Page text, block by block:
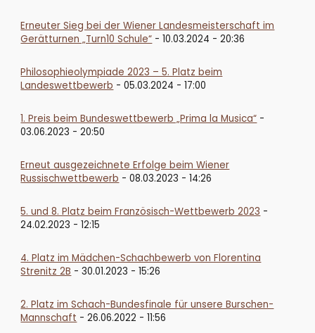
Erneuter Sieg bei der Wiener Landesmeisterschaft im
Gerätturnen „Turn10 Schule“ - 10.03.2024 - 20:36
Philosophieolympiade 2023 – 5. Platz beim
Landeswettbewerb - 05.03.2024 - 17:00
1. Preis beim Bundeswettbewerb „Prima la Musica“ -
03.06.2023 - 20:50
Erneut ausgezeichnete Erfolge beim Wiener
Russischwettbewerb - 08.03.2023 - 14:26
5. und 8. Platz beim Französisch-Wettbewerb 2023 -
24.02.2023 - 12:15
4. Platz im Mädchen-Schachbewerb von Florentina
Strenitz 2B - 30.01.2023 - 15:26
2. Platz im Schach-Bundesfinale für unsere Burschen-
Mannschaft - 26.06.2022 - 11:56